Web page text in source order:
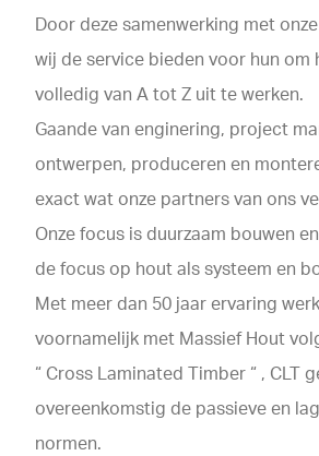
Door deze samenwerking met
wij de service bieden voor hun om
volledig van A tot Z uit te werken.
Gaande van enginering, project
ontwerpen, produceren en
exact wat onze partners van ons
Onze focus is duurzaam bouwen
de focus op hout als systeem en
Met meer dan 50 jaar ervaring
voornamelijk met Massief Hout
“ Cross Laminated Timber “ , CLT
overeenkomstig de passieve en
normen.